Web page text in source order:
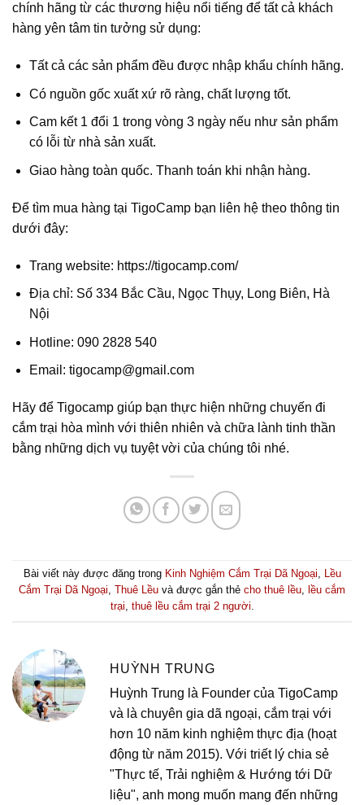
chính hãng từ các thương hiệu nổi tiếng để tất cả khách
hàng yên tâm tin tưởng sử dụng:
Tất cả các sản phẩm đều được nhập khẩu chính hãng.
Có nguồn gốc xuất xứ rõ ràng, chất lượng tốt.
Cam kết 1 đổi 1 trong vòng 3 ngày nếu như sản phẩm
có lỗi từ nhà sản xuất.
Giao hàng toàn quốc. Thanh toán khi nhận hàng.
Để tìm mua hàng tại TigoCamp bạn liên hệ theo thông tin
dưới đây:
Trang website: https://tigocamp.com/
Địa chỉ: Số 334 Bắc Cầu, Ngọc Thụy, Long Biên, Hà
Nội
Hotline: 090 2828 540
Email: tigocamp@gmail.com
Hãy để Tigocamp giúp bạn thực hiện những chuyến đi
cắm trại hòa mình với thiên nhiên và chữa lành tinh thần
bằng những dịch vụ tuyệt vời của chúng tôi nhé.
Bài viết này được đăng trong Kinh Nghiệm Cắm Trại Dã Ngoại, Lều
Cắm Trại Dã Ngoại, Thuê Lều và được gắn thẻ cho thuê lều, lều cắm
trại, thuê lều cắm trại 2 người.
HUỲNH TRUNG
Huỳnh Trung là Founder của TigoCamp
và là chuyên gia dã ngoại, cắm trại với
hơn 10 năm kinh nghiệm thực địa (hoạt
động từ năm 2015). Với triết lý chia sẻ
"Thực tế, Trải nghiệm & Hướng tới Dữ
liệu", anh mong muốn mang đến những